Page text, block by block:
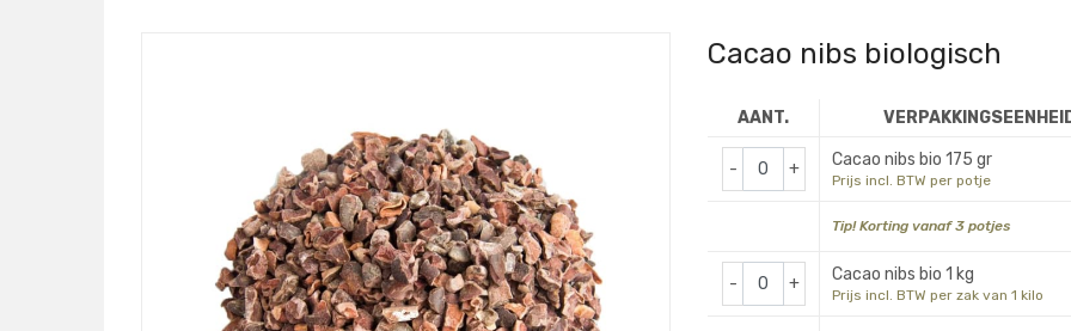
Cacao nibs biologisch
AANT.
- + Cacao nibs bio 175 gr
Prijs incl. BTW per potje
Tip! Korting vanaf 3 potjes
- + Cacao nibs bio 1 kg
Prijs incl. BTW per zak van 1 kilo